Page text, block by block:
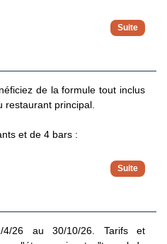
porc et poulet souvlaki,
et non alcoolisées :
Nescafé, café filtre, thé,
locales alcoolisées et
: possibilités de glaces de
servies selon les horaires en
de la formule tout inclus
restaurant principal.
et de 4 bars :
"ARTEMIS", cuisine
4/26 au 30/10/26. Tarifs et